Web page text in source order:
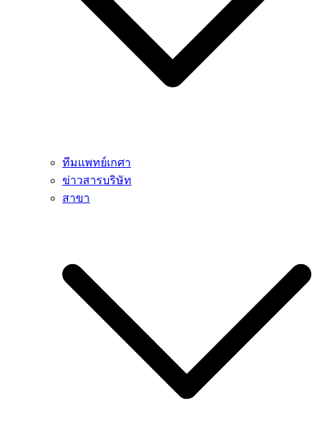
ทีมแพทย์เกศา
ข่าวสารบริษัท
สาขา